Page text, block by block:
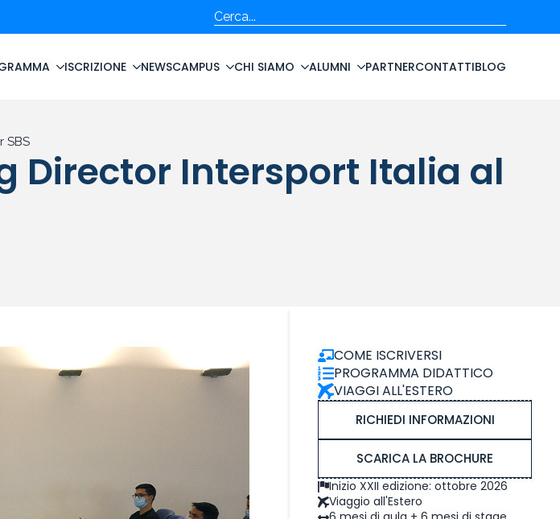
Cerca
ISCRIZIONE NEWSCAMPUS CHI SIAMO ALUMNI PARTNERCONTATTIBLOG
SBS
Director Intersport Italia al
COME ISCRIVERSI
PROGRAMMA DIDATTICO
VIAGGI ALL'ESTERO
RICHIEDI INFORMAZIONI
SCARICA LA BROCHURE
Inizio XXII edizione: ottobre 2026
Viaggio all'Estero